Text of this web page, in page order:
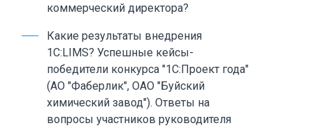
коммерческий директора?
Какие результаты внедрения
1С:LIMS? Успешные кейсы-
победители конкурса "1С:Проект года"
(АО "Фаберлик", ОАО "Буйский
химический завод"). Ответы на
вопросы участников руководителя